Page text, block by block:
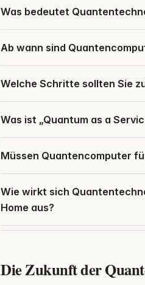
Was bedeutet
Ab wann sind
Welche Schritte sollten Sie
Was ist „Quantum as a
Müssen Quantencomputer
Wie wirkt sich
Home aus?
Die Zukunft der